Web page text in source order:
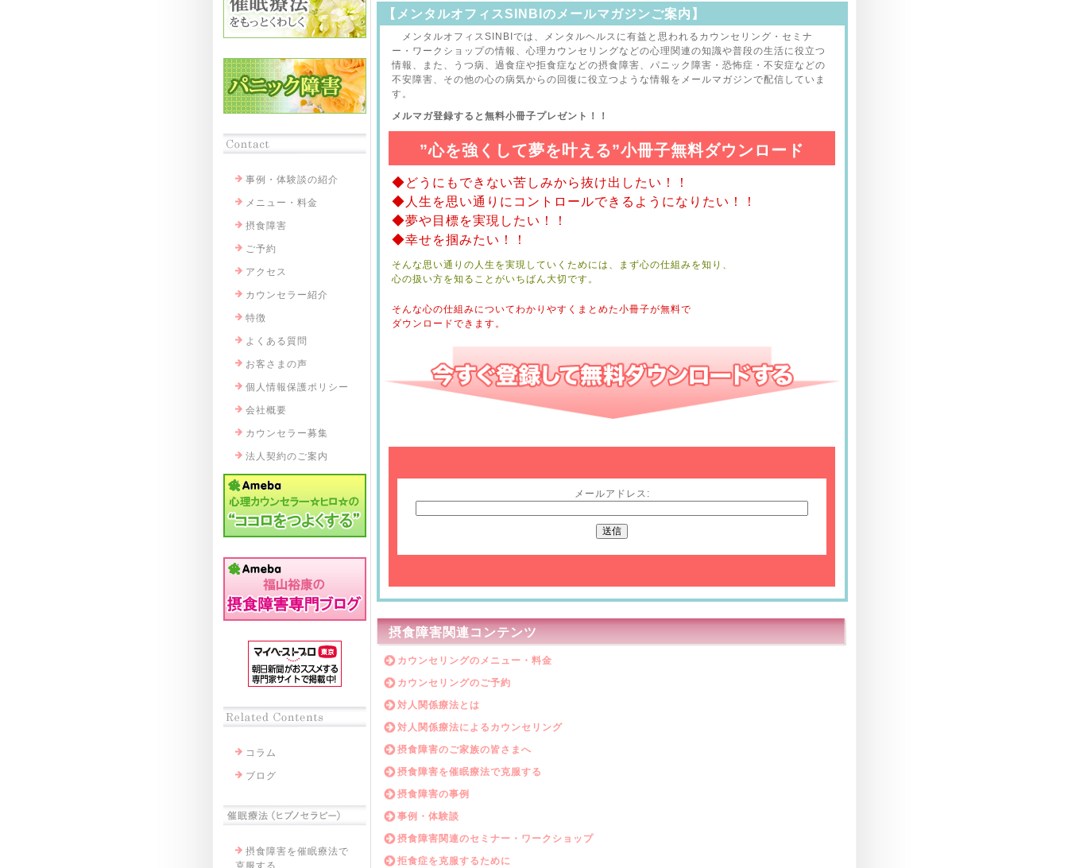
【メンタルオフィスSINBIのメールマガジンご案内】
メンタルオフィスSINBIでは、メンタルヘルスに有益と思われるカウンセリング・セミナ
ー・ワークショップの情報、心理カウンセリングなどの心理関連の知識や普段の生活に役立つ
情報、また、うつ病、過食症や拒食症などの摂食障害、パニック障害・恐怖症・不安症などの
不安障害、その他の心の病気からの回復に役立つような情報をメールマガジンで配信していま
す。
メルマガ登録すると無料小冊子プレゼント！！
”心を強くして夢を叶える”小冊子無料ダウンロード
◆どうにもできない苦しみから抜け出したい！！
◆人生を思い通りにコントロールできるようになりたい！！
◆夢や目標を実現したい！！
◆幸せを掴みたい！！
そんな思い通りの人生を実現していくためには、まず心の仕組みを知り、
心の扱い方を知ることがいちばん大切です。
そんな心の仕組みについてわかりやすくまとめた小冊子が無料で
ダウンロードできます。
メールアドレス:
摂食障害関連コンテンツ
カウンセリングのメニュー・料金
カウンセリングのご予約
対人関係療法とは
対人関係療法によるカウンセリング
摂食障害のご家族の皆さまへ
摂食障害を催眠療法で克服する
摂食障害の事例
事例・体験談
摂食障害関連のセミナー・ワークショップ
拒食症を克服するために
事例・体験談の紹介
メニュー・料金
摂食障害
ご予約
アクセス
カウンセラー紹介
特徴
よくある質問
お客さまの声
個人情報保護ポリシー
会社概要
カウンセラー募集
法人契約のご案内
コラム
ブログ
摂食障害を催眠療法で
克服する